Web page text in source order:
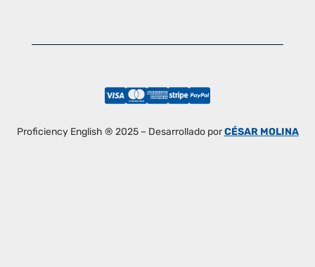
Proficiency English ® 2025 – Desarrollado porCÉSAR MOLINA